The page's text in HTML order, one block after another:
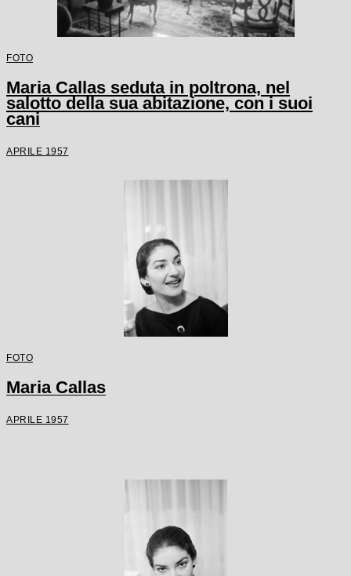
FOTO
Maria Callas seduta in poltrona, nel
salotto della sua abitazione, con i suoi
cani
APRILE 1957
FOTO
Maria Callas
APRILE 1957